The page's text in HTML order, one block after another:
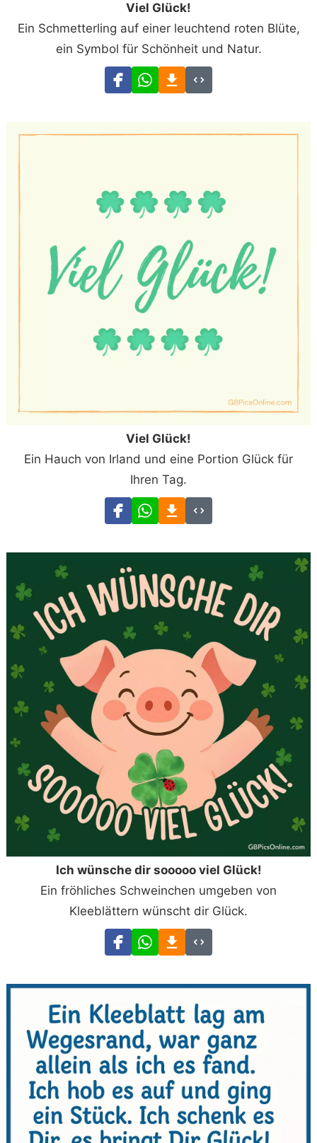
Viel Glück!
Ein Schmetterling auf einer leuchtend roten Blüte,
ein Symbol für Schönheit und Natur.
Viel Glück!
Ein Hauch von Irland und eine Portion Glück für
Ihren Tag.
Ich wünsche dir sooooo viel Glück!
Ein fröhliches Schweinchen umgeben von
Kleeblättern wünscht dir Glück.